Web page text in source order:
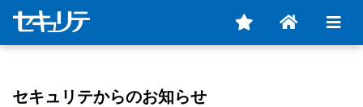
セキュリテからのお知らせ